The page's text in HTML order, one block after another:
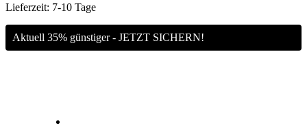
Lieferzeit: 7-10 Tage
Aktuell 35% günstiger - JETZT SICHERN!